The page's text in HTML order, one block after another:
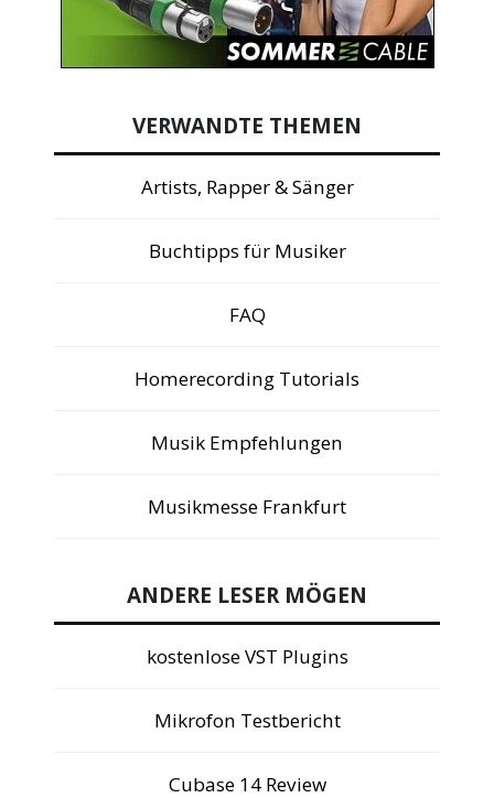
VERWANDTE THEMEN
Artists, Rapper & Sänger
Buchtipps für Musiker
FAQ
Homerecording Tutorials
Musik Empfehlungen
Musikmesse Frankfurt
ANDERE LESER MÖGEN
kostenlose VST Plugins
Mikrofon Testbericht
Cubase 14 Review